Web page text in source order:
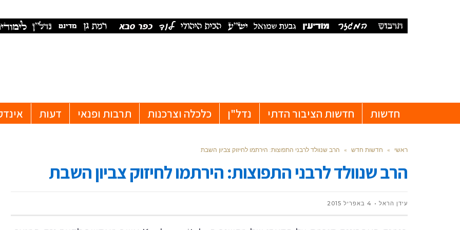
חדשות חדשות הציבור הדתי נדל"ן כלכלה וצרכנות תרבות ופנאי דעות
ראשי » חדשות חדש » הרב שנוולד לרבני התפוצות: הירתמו לחיזוק צביון השבת
הרב שנוולד לרבני התפוצות: הירתמו לחיזוק צביון השבת
עידן הראל 4 באפריל 2015